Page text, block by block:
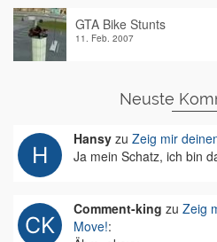
GTA Bike Stunts
11. Feb. 2007
Neuste
Hansy zu Zeig mir
Ja mein Schatz, ich bin
Comment-king zu Zeig
Move!: